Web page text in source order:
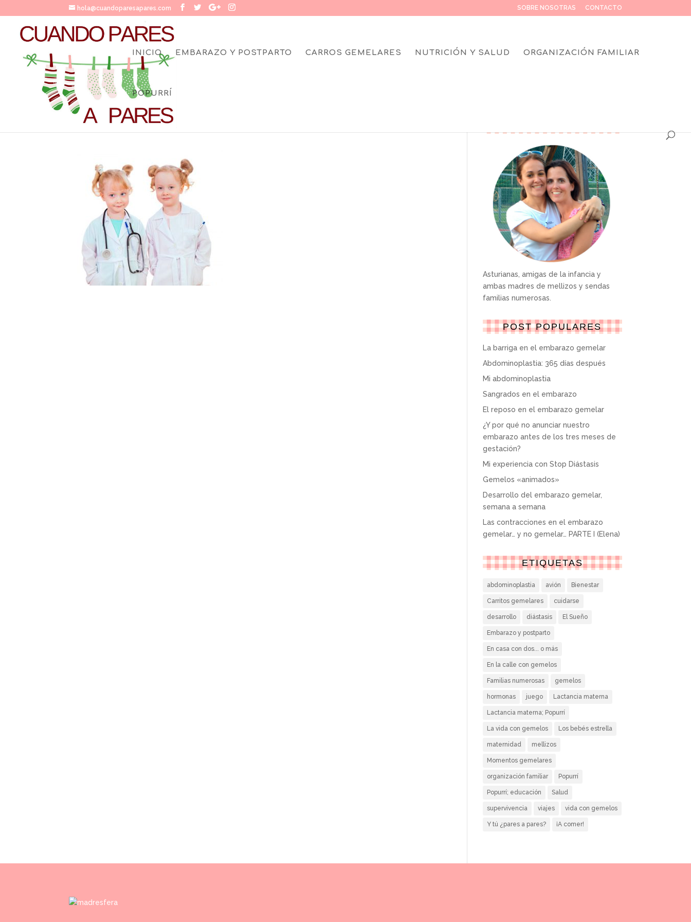
hola@cuandoparesapares.com SOBRE NOSOTRAS CONTACTO
INICIO EMBARAZO Y POSTPARTO CARROS GEMELARES NUTRICIÓN Y SALUD ORGANIZACIÓN FAMILIAR
POPURRÍ
Salud
Asturianas, amigas de la infancia y
ambas madres de mellizos y sendas
familias numerosas.
POST POPULARES
La barriga en el embarazo gemelar
Abdominoplastia: 365 días después
Mi abdominoplastia
Sangrados en el embarazo
El reposo en el embarazo gemelar
¿Y por qué no anunciar nuestro
embarazo antes de los tres meses de
gestación?
Mi experiencia con Stop Diástasis
Gemelos «animados»
Desarrollo del embarazo gemelar,
semana a semana
Las contracciones en el embarazo
gemelar… y no gemelar… PARTE I (Elena)
ETIQUETAS
abdominoplastia avión Bienestar
Carritos gemelares cuidarse
desarrollo diástasis El Sueño
Embarazo y postparto
En casa con dos... o más
En la calle con gemelos
Familias numerosas gemelos
hormonas juego Lactancia materna
Lactancia materna; Popurrí
La vida con gemelos Los bebés estrella
maternidad mellizos
Momentos gemelares
organización familiar Popurrí
Popurrí; educación Salud
supervivencia viajes vida con gemelos
Y tú ¿pares a pares? ¡A comer!